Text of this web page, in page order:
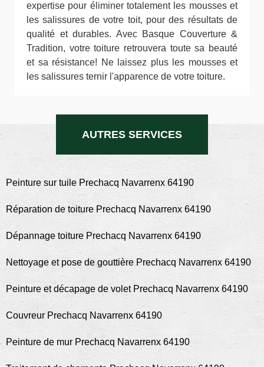
expertise pour éliminer totalement les mousses et
les salissures de votre toit, pour des résultats de
qualité et durables. Avec Basque Couverture &
Tradition, votre toiture retrouvera toute sa beauté
et sa résistance! Ne laissez plus les mousses et
les salissures ternir l'apparence de votre toiture.
AUTRES SERVICES
Peinture sur tuile Prechacq Navarrenx 64190
Réparation de toiture Prechacq Navarrenx 64190
Dépannage toiture Prechacq Navarrenx 64190
Nettoyage et pose de gouttière Prechacq Navarrenx 64190
Peinture et décapage de volet Prechacq Navarrenx 64190
Couvreur Prechacq Navarrenx 64190
Peinture de mur Prechacq Navarrenx 64190